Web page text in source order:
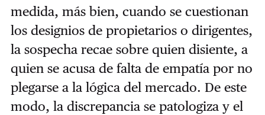
medida, más bien, cuando se cuestionan
los designios de propietarios o dirigentes,
la sospecha recae sobre quien disiente, a
quien se acusa de falta de empatía por no
plegarse a la lógica del mercado. De este
modo, la discrepancia se patologiza y el